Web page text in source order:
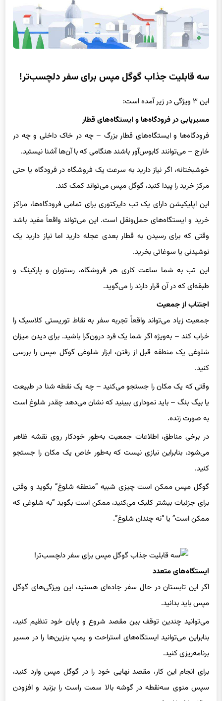
سه قابلیت جذاب گوگل مپس برای سفر دلچسب‌تر!
این ۳ ویژگی در زیر آمده است:
مسیریابی در فرودگاه‌ها و ایستگاه‌های قطار
فرودگاه‌ها و ایستگاه‌های قطار بزرگ – چه در خاک داخلی و چه در
خارج – می‌توانند کابوس‌آور باشند هنگامی که با آن‌ها آشنا نیستید.
خوشبختانه، اگر نیاز دارید به سرعت یک فروشگاه در فرودگاه یا حتی
مرکز خرید را پیدا کنید، گوگل مپس می‌تواند کمک کند.
این اپلیکیشن دارای یک تب دایرکتوری برای تمامی فرودگاه‌ها، مراکز
خرید و ایستگاه‌های حمل‌ونقل است. این می‌تواند واقعاً مفید باشد
وقتی که برای رسیدن به قطار بعدی عجله دارید اما نیاز دارید یک
نوشیدنی یا سوغاتی بخرید.
این تب به شما ساعت کاری هر فروشگاه، رستوران و پارکینگ و
طبقه‌ای که در آن قرار دارند را می‌گوید.
اجتناب از جمعیت
جمعیت زیاد می‌تواند واقعاً تجربه سفر به نقاط توریستی کلاسیک را
خراب کند – به‌ویژه اگر شما یک فرد درون‌گرا باشید. برای دیدن میزان
شلوغی یک منطقه قبل از رفتن، ابزار شلوغی گوگل مپس را بررسی
کنید.
وقتی که یک مکان را جستجو می‌کنید – چه یک نقطه شنا در طبیعت
یا بیگ بنگ – باید نموداری ببینید که نشان می‌دهد چقدر شلوغ است
به صورت زنده.
در برخی مناطق، اطلاعات جمعیت به‌طور خودکار روی نقشه ظاهر
می‌شود، بنابراین نیازی نیست که به‌طور خاص یک مکان را جستجو
کنید.
گوگل مپس ممکن است چیزی شبیه “منطقه شلوغ” بگوید و وقتی
برای جزئیات بیشتر کلیک می‌کنید، ممکن است بگوید “به شلوغی که
ممکن است” یا “نه چندان شلوغ”.
ایستگاه‌های متعدد
اگر این تابستان در حال سفر جاده‌ای هستید، این ویژگی‌های گوگل
مپس باید بدانید.
می‌توانید چندین توقف بین مقصد شروع و پایان خود تنظیم کنید،
بنابراین می‌توانید ایستگاه‌های استراحت و پمپ بنزین‌ها را در مسیر
برنامه‌ریزی کنید.
برای انجام این کار، مقصد نهایی خود را در گوگل مپس وارد کنید،
سپس منوی سه‌نقطه در گوشه بالا سمت راست را بزنید و افزودن